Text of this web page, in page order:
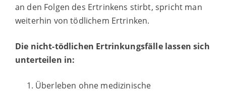
an den Folgen des Ertrinkens stirbt, spricht man
weiterhin von tödlichem Ertrinken.
Die nicht-tödlichen Ertrinkungsfälle lassen sich
unterteilen in:
Überleben ohne medizinische